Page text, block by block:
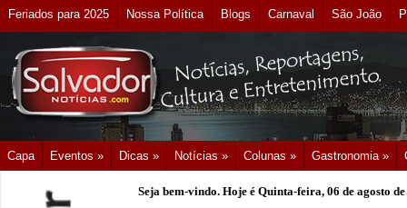
Feriados para 2025 Nossa Política Blogs Carnaval São João
Capa Eventos » Dicas » Notícias » Colunas » Gastronomia »
Seja bem-vindo. Hoje é Quinta-feira, 06 de agosto